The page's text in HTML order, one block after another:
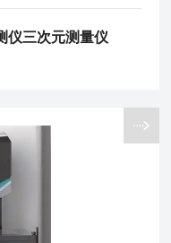
仪三次元测量仪